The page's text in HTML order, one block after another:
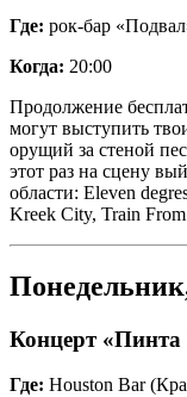
Где: рок-бар
Когда: 20:00
Продолжение
могут выступить
орущий за стеной
этот раз на сцену
области: Eleven
Kreek City, Train
Концерт «Пинта
Где: Houston Bar